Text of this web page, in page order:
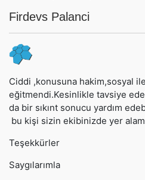
Firdevs Palanci
Ciddi ,konusuna hakim,sosyal
eğitmendi.Kesinlikle tavsiye
da bir sıkınt sonucu yardım
bu kişi sizin ekibinizde yer
Teşekkürler
Saygılarımla